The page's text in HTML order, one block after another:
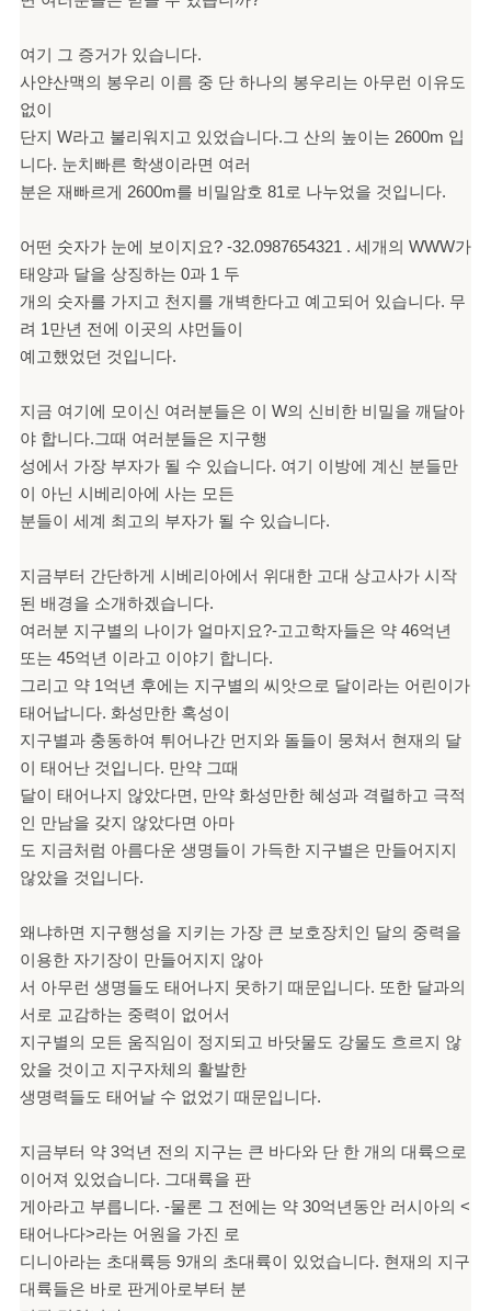
여기 그 증거가 있습니다.
사얀산맥의 봉우리 이름 중 단 하나의 봉우리는 아무런 이유도
없이
단지 W라고 불리워지고 있었습니다.그 산의 높이는 2600m 입
니다. 눈치빠른 학생이라면 여러
분은 재빠르게 2600m를 비밀암호 81로 나누었을 것입니다.
어떤 숫자가 눈에 보이지요? -32.0987654321 . 세개의 WWW가
태양과 달을 상징하는 0과 1 두
개의 숫자를 가지고 천지를 개벽한다고 예고되어 있습니다. 무
려 1만년 전에 이곳의 샤먼들이
예고했었던 것입니다.
지금 여기에 모이신 여러분들은 이 W의 신비한 비밀을 깨달아
야 합니다.그때 여러분들은 지구행
성에서 가장 부자가 될 수 있습니다. 여기 이방에 계신 분들만
이 아닌 시베리아에 사는 모든
분들이 세계 최고의 부자가 될 수 있습니다.
지금부터 간단하게 시베리아에서 위대한 고대 상고사가 시작
된 배경을 소개하겠습니다.
여러분 지구별의 나이가 얼마지요?-고고학자들은 약 46억년
또는 45억년 이라고 이야기 합니다.
그리고 약 1억년 후에는 지구별의 씨앗으로 달이라는 어린이가
태어납니다. 화성만한 혹성이
지구별과 충동하여 튀어나간 먼지와 돌들이 뭉쳐서 현재의 달
이 태어난 것입니다. 만약 그때
달이 태어나지 않았다면, 만약 화성만한 혜성과 격렬하고 극적
인 만남을 갖지 않았다면 아마
도 지금처럼 아름다운 생명들이 가득한 지구별은 만들어지지
않았을 것입니다.
왜냐하면 지구행성을 지키는 가장 큰 보호장치인 달의 중력을
이용한 자기장이 만들어지지 않아
서 아무런 생명들도 태어나지 못하기 때문입니다. 또한 달과의
서로 교감하는 중력이 없어서
지구별의 모든 움직임이 정지되고 바닷물도 강물도 흐르지 않
았을 것이고 지구자체의 활발한
생명력들도 태어날 수 없었기 때문입니다.
지금부터 약 3억년 전의 지구는 큰 바다와 단 한 개의 대륙으로
이어져 있었습니다. 그대륙을 판
게아라고 부릅니다. -물론 그 전에는 약 30억년동안 러시아의 <
태어나다>라는 어원을 가진 로
디니아라는 초대륙등 9개의 초대륙이 있었습니다. 현재의 지구
대륙들은 바로 판게아로부터 분